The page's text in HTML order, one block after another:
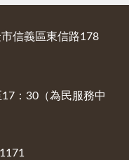
信義區東信路178
：30（為民服務中